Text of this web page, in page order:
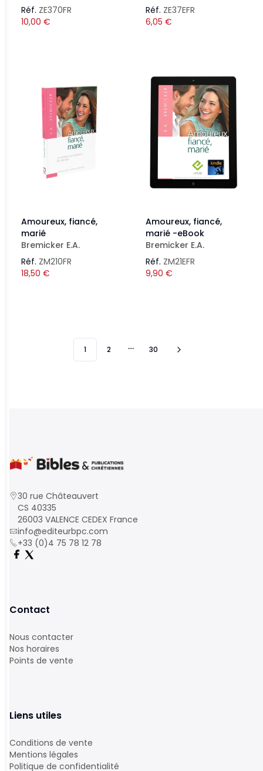
Réf. ZE370FR
10,00 €
Réf. ZE37EFR
6,05 €
Amoureux, fiancé,
marié
Bremicker E.A.
Réf. ZM210FR
18,50 €
Amoureux, fiancé,
marié -eBook
Bremicker E.A.
Réf. ZM21EFR
9,90 €
1 2 More pages
30
30 rue Châteauvert
CS 40335
26003 VALENCE CEDEX France
info@editeurbpc.com
+33 (0)4 75 78 12 78
Contact
Nous contacter
Nos horaires
Points de vente
Liens utiles
Conditions de vente
Mentions légales
Politique de confidentialité